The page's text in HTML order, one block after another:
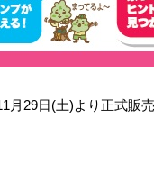
29日(土)より正式販